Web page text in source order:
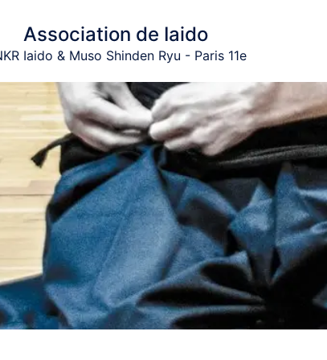
Association de Iaido
Iaido & Muso Shinden Ryu - Paris 11e